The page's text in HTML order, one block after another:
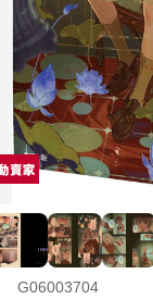
G06003704